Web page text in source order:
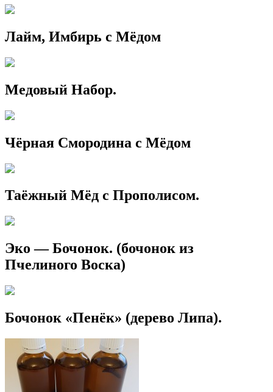
Лайм, Имбирь с Мёдом
Медовый Набор.
Чёрная Смородина с Мёдом
Таёжный Мёд с Прополисом.
Эко — Бочонок. (бочонок из
Пчелиного Воска)
Бочонок «Пенёк» (дерево Липа).